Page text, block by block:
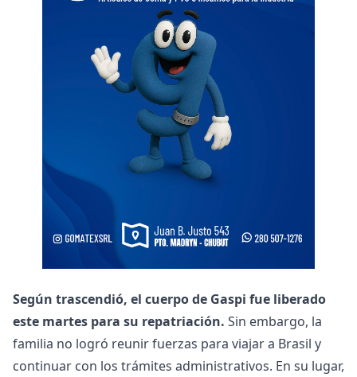
Según trascendió, el cuerpo de Gaspi fue liberado
este martes para su repatriación. Sin embargo, la
familia no logró reunir fuerzas para viajar a Brasil y
continuar con los trámites administrativos. En su lugar,